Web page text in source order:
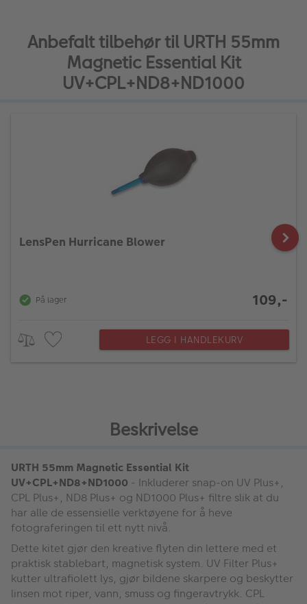
Anbefalt tilbehør til URTH 55mm
Magnetic Essential Kit
UV+CPL+ND8+ND1000
LensPen Hurricane Blower
På lager 109,-
LEGG I HANDLEKURV
Beskrivelse
URTH 55mm Magnetic Essential Kit
UV+CPL+ND8+ND1000 - Inkluderer snap-on UV Plus+,
CPL Plus+, ND8 Plus+ og ND1000 Plus+ filtre slik at du
har alle de essensielle verktøyene for å heve
fotograferingen til ett nytt nivå.
Dette kitet gjør den kreative flyten din lettere med et
praktisk stablebart, magnetisk system. UV Filter Plus+
kutter ultrafiolett lys, gjør bildene skarpere og beskytter
linsen mot riper, vann, smuss og fingeravtrykk. CPL